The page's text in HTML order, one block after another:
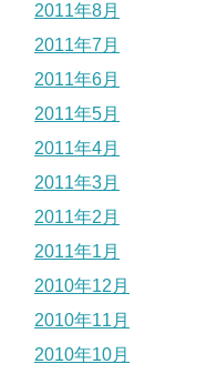
2011年8月
2011年7月
2011年6月
2011年5月
2011年4月
2011年3月
2011年2月
2011年1月
2010年12月
2010年11月
2010年10月